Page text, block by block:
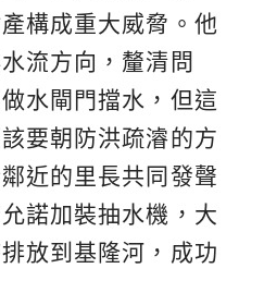
構成重大威脅。他
流方向，釐清問
水閘門擋水，但這
要朝防洪疏濬的方
近的里長共同發聲
諾加裝抽水機，大
放到基隆河，成功